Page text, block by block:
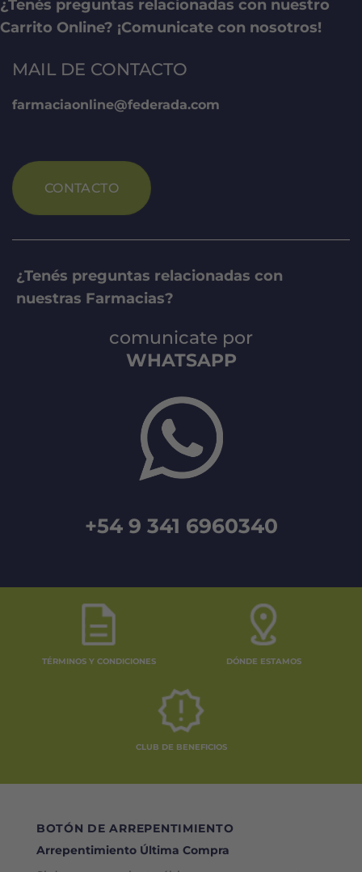
¿Tenés preguntas relacionadas con nuestro
Carrito Online? ¡Comunicate con nosotros!
MAIL DE CONTACTO
farmaciaonline@federada.com
CONTACTO
¿Tenés preguntas relacionadas con
nuestras Farmacias?
comunicate por
WHATSAPP
+54 9 341 6960340
TÉRMINOS Y CONDICIONES DÓNDE ESTAMOS
CLUB DE BENEFICIOS
BOTÓN DE ARREPENTIMIENTO
Arrepentimiento Última Compra